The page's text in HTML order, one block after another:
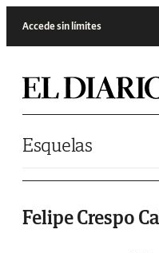
Accede sin límites
Esquelas
Felipe Crespo